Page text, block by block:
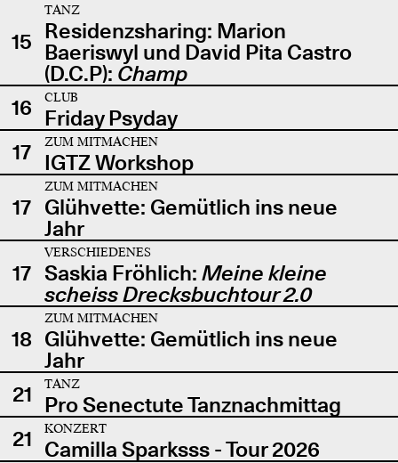
15
TANZ
Residenzsharing: Marion
Baeriswyl und David Pita Castro
(D.C.P): Champ
16
CLUB
Friday Psyday
17
ZUM MITMACHEN
IGTZ Workshop
17
ZUM MITMACHEN
Glühvette: Gemütlich ins neue
Jahr
17
VERSCHIEDENES
Saskia Fröhlich: Meine kleine
scheiss Drecksbuchtour 2.0
18
ZUM MITMACHEN
Glühvette: Gemütlich ins neue
Jahr
21
TANZ
Pro Senectute Tanznachmittag
21
KONZERT
Camilla Sparksss - Tour 2026